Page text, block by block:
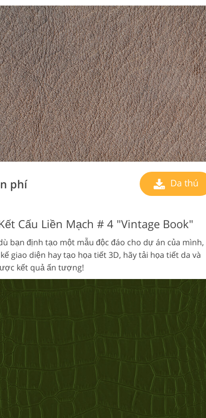
phí Da thú
Cấu Liền Mạch # 4 "Vintage Book"
bạn định tạo một mẫu độc đáo cho dự án của mình,
giao diện hay tạo họa tiết 3D, hãy tải họa tiết da và
kết quả ấn tượng!